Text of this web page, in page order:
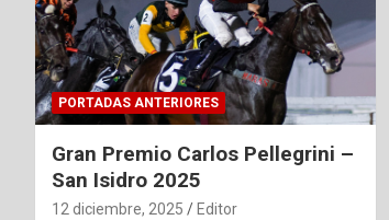
PORTADAS ANTERIORES
Gran Premio Carlos Pellegrini –
San Isidro 2025
12 diciembre, 2025 Editor